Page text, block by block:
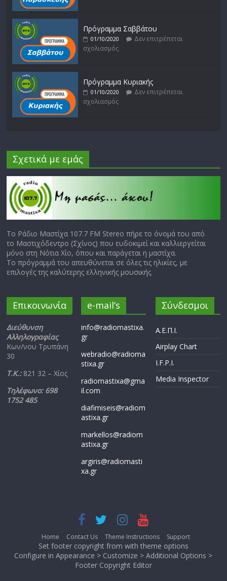
Πρόγραμμα Σαββάτου
01/10/2020
Δεν επιτρέπεται
σχολιασμός
Πρόγραμμα Κυριακής
01/10/2020
Δεν επιτρέπεται
σχολιασμός
Σχετικά με εμάς
Το Ράδιο Μαστίχα 107.7 FM Stereo πήρε το όνομά του από
το Μαστιχόδεντρο (Σχίνος) που ευδοκιμεί και καλλιεργείται
μόνο στη Νότια Χίο, όπου και παράγεται η μαστίχα.
Το πρόγραμμά του απευθύνεται σε όλες τις ηλικίες, με
επιλογές της καλύτερης ελληνικής μουσικής.
Επικοινωνία
Διεύθυνση
Αλληλογραφίας
Κων/νου Τρυπάνη
30
Τ.Κ.: 821 32 – Χίος
Τηλέφωνο: 698
1752 485
e-mail’s
info@radiomastixa.
gr
webradio@radioma
stixa.gr
radiomastixa@gma
il.com
diafimiseis@radiom
astixa.gr
markellos@radiom
astixa.gr
argiris@radiomasti
xa.gr
Σύνδεσμοι
Α.Ε.Π.Ι.
Airplay Chart
I.F.P.I.
Media Inspector
Home Contact Us Theme Instructions Support
Set footer copyright from with theme options
Configure in Appearance > Customize > Additional Options >
Footer Copyright Editor